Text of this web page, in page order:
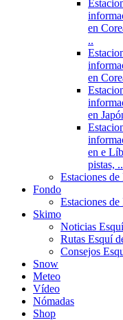
en
..
en
en
en e
pistas, ..
Estaciones
Fondo
Estaciones
Skimo
Noticias
Rutas Esquí
Consejos
Snow
Meteo
Vídeo
Nómadas
Shop